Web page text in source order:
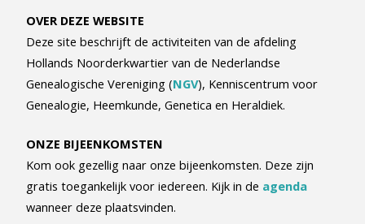
OVER DEZE WEBSITE
Deze site beschrijft de activiteiten van de afdeling
Hollands Noorderkwartier van de Nederlandse
Genealogische Vereniging (NGV), Kenniscentrum voor
Genealogie, Heemkunde, Genetica en Heraldiek.
ONZE BIJEENKOMSTEN
Kom ook gezellig naar onze bijeenkomsten. Deze zijn
gratis toegankelijk voor iedereen. Kijk in de agenda
wanneer deze plaatsvinden.